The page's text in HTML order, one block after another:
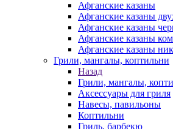
Афганские казаны
Афганские казаны
Афганские казаны
Афганские казаны
Афганские казаны
Грили, мангалы, коптильни
Назад
Грили, мангалы,
Аксессуары для гриля
Навесы, павильоны
Коптильни
Гриль, барбекю